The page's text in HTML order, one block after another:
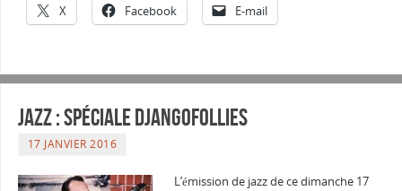
X Facebook E-mail
Jazz : Spéciale Djangofollies
17 JANVIER 2016
L’émission de jazz de ce dimanche 17